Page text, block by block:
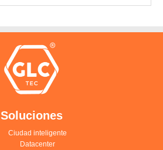
Soluciones
Ciudad inteligente
Datacenter